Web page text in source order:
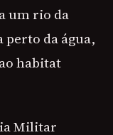
um rio da
perto da água,
habitat
Militar